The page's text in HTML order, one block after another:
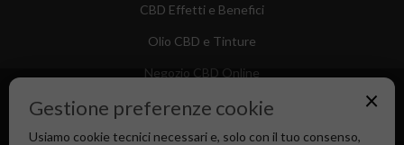
CBD Effetti e Benefici
Olio CBD e Tinture
Negozio CBD Online
×
Gestione preferenze cookie
Usiamo cookie tecnici necessari e, solo con il tuo consenso,